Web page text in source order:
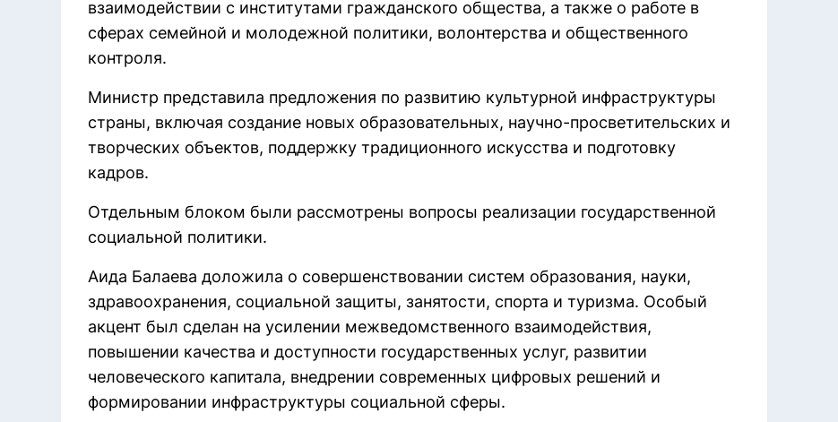
взаимодействии с институтами гражданского общества, а также о работе в
сферах семейной и молодежной политики, волонтерства и общественного
контроля.
Министр представила предложения по развитию культурной инфраструктуры
страны, включая создание новых образовательных, научно-просветительских и
творческих объектов, поддержку традиционного искусства и подготовку
кадров.
Отдельным блоком были рассмотрены вопросы реализации государственной
социальной политики.
Аида Балаева доложила о совершенствовании систем образования, науки,
здравоохранения, социальной защиты, занятости, спорта и туризма. Особый
акцент был сделан на усилении межведомственного взаимодействия,
повышении качества и доступности государственных услуг, развитии
человеческого капитала, внедрении современных цифровых решений и
формировании инфраструктуры социальной сферы.